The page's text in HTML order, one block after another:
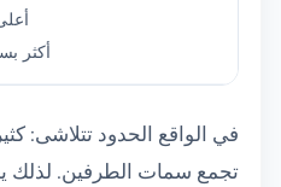
أكثر
في الواقع الحدود تتلاشى:
تجمع سمات الطرفين. لذلك